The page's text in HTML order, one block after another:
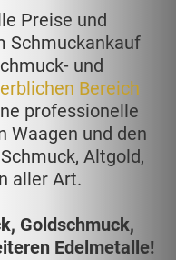
Preise und
Schmuckankauf
und
Bereich
professionelle
Waagen und den
Altgold,
aller Art.
Goldschmuck,
Edelmetalle!